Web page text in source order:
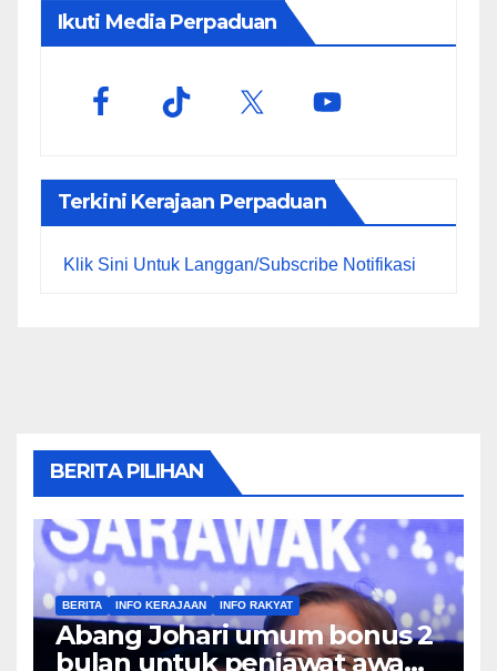
Ikuti Media Perpaduan
Terkini Kerajaan Perpaduan
Klik Sini Untuk Langgan/Subscribe Notifikasi
BERITA PILIHAN
BERITA INFO KERAJAAN INFO RAKYAT
Abang Johari umum bonus 2
bulan untuk penjawat awam